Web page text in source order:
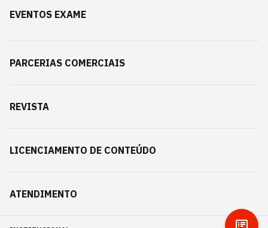
EVENTOS EXAME
PARCERIAS COMERCIAIS
REVISTA
LICENCIAMENTO DE CONTEÚDO
ATENDIMENTO